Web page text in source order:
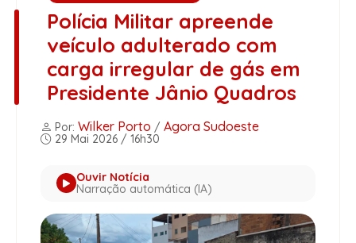
Polícia Militar apreende
veículo adulterado com
carga irregular de gás em
Presidente Jânio Quadros
Por: Wilker Porto / Agora Sudoeste
29 Mai 2026 / 16h30
Ouvir Notícia
Narração automática (IA)